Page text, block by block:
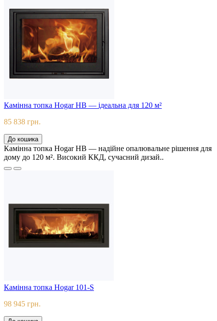
Камінна топка Hogar HB — ідеальна для 120 м²
85 838 грн.
До кошика
Камінна топка Hogar HB — надійне опалювальне рішення для
дому до 120 м². Високий ККД, сучасний дизай..
Камінна топка Hogar 101-S
98 945 грн.